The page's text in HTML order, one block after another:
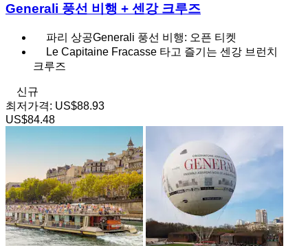
Generali 풍선 비행 + 센강 크루즈
파리 상공Generali 풍선 비행: 오픈 티켓
Le Capitaine Fracasse 타고 즐기는 센강 브런치
크루즈
신규
최저가격: US$88.93
US$84.48